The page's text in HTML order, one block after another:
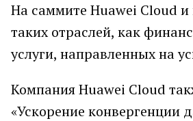
На саммите Huawei Cloud
таких отраслей, как
услуги, направленных на
Компания Huawei Cloud
«Ускорение